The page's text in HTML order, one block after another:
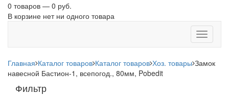
0 товаров — 0 руб.
В корзине нет ни одного товара
Toggle
Главная Каталог товаров Каталог товаров Хоз. товары Замок
навесной Бастион-1, всепогод., 80мм, Pobedit
Фильтр